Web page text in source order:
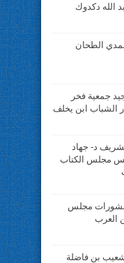
الله دكدوك
الطحان
جمعية فخر
الشباب ابن يخلف
د- جهاد
مجلس الكتاب
مجلس
العرب
بن فاضلة